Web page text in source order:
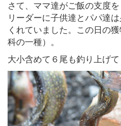
さて、ママ達がご飯の支度
リーダーに子供達とパパ達
くれていました。この日の
科の一種）。
大小含めて６尾も釣り上げて